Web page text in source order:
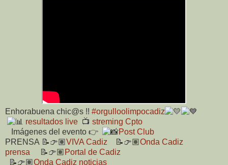
Enhorabuena chic@s !! #orgulloolimpocadiz
resultados live 📺 streming Cpto
Imágenes del evento 👉
Post Club
PRENSA 📝👉🏽VIVA Cadiz 📝👉🏽Onda Cadiz
prensa
📝👉🏽 Portal de Cadiz
📝👉🏽Onda Cadiz noticias